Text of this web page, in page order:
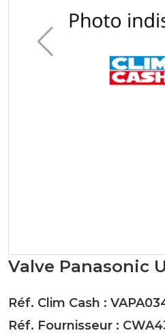
Valve Panasonic
Réf. Clim Cash :
Réf. Fournisseur :